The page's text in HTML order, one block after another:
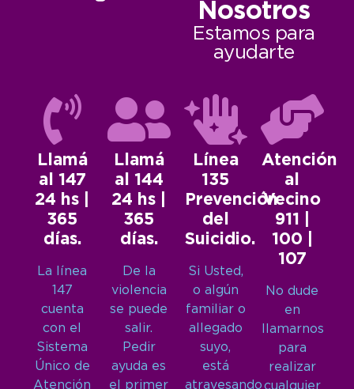
Nosotros
Estamos para
ayudarte
Llamá
al 147
24 hs |
365
días.
La línea
147
cuenta
con el
Sistema
Único de
Atención
Llamá
al 144
24 hs |
365
días.
De la
violencia
se puede
salir.
Pedir
ayuda es
el primer
Línea
135
Prevención
del
Suicidio.
Si Usted,
o algún
familiar o
allegado
suyo,
está
atravesando
Atención
al
Vecino
911 |
100 |
107
No dude
en
llamarnos
para
realizar
cualquier